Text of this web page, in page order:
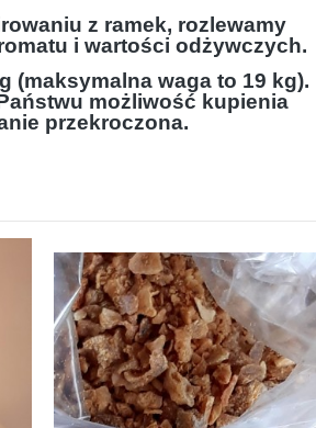
z ramek, rozlewamy
i wartości odżywczych.
(maksymalna waga to 19 kg).
możliwość kupienia
przekroczona.